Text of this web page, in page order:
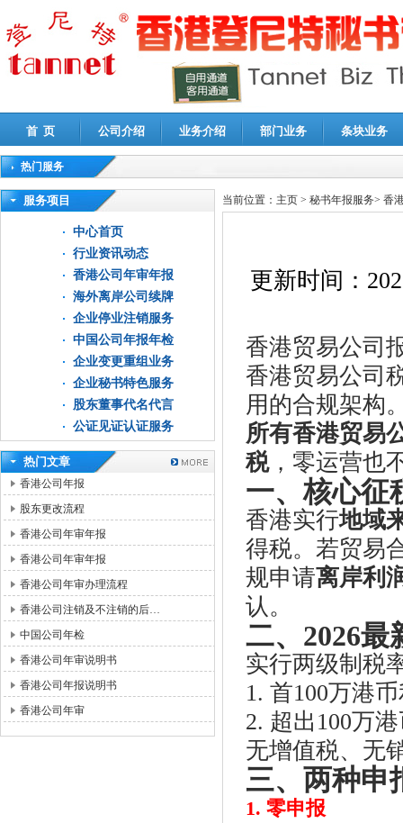
首 页 公司介绍 业务介绍 部门业务 条块业务
热门服务
高新技术企业认定审计|企业所得税汇算清缴申报鉴证
服务项目
中心首页
行业资讯动态
香港公司年审年报
海外离岸公司续牌
企业停业注销服务
中国公司年报年检
企业变更重组业务
企业秘书特色服务
股东董事代名代言
公证见证认证服务
热门文章
香港公司年报
股东更改流程
香港公司年审年报
香港公司年审年报
香港公司年审办理流程
香港公司注销及不注销的后…
中国公司年检
香港公司年审说明书
香港公司年报说明书
香港公司年审
当前位置： 主页 > 秘书年报服务> 香
更新时间：
香港贸易公司
香港贸易公司
用的合规架构
所有香港贸易
税，零运营也
一、核心征
香港实行地域
得税。若贸易
规申请离岸利
认。
二、2026最
实行两级制税
1. 首100万港
2. 超出100万
无增值税、无
三、两种申
1. 零申报